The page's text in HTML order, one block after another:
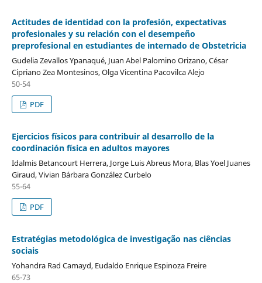
Actitudes de identidad con la profesión, expectativas
profesionales y su relación con el desempeño
preprofesional en estudiantes de internado de Obstetricia
Gudelia Zevallos Ypanaqué, Juan Abel Palomino Orizano, César
Cipriano Zea Montesinos, Olga Vicentina Pacovilca Alejo
50-54
PDF
Ejercicios físicos para contribuir al desarrollo de la
coordinación física en adultos mayores
Idalmis Betancourt Herrera, Jorge Luis Abreus Mora, Blas Yoel Juanes
Giraud, Vivian Bárbara González Curbelo
55-64
PDF
Estratégias metodológica de investigação nas ciências
sociais
Yohandra Rad Camayd, Eudaldo Enrique Espinoza Freire
65-73